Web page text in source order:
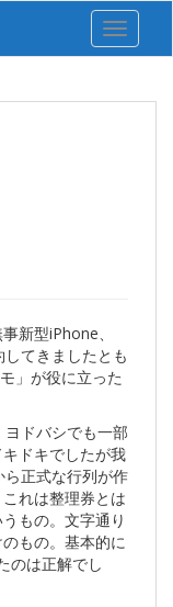
Toggle
新型iPhone、
てきましたとも
」が役に立った
ドバシでも一部
ドキでしたが我
正式な行列が作
れは整理券とは
もの。文字通り
もの。基本的に
のは正解でし